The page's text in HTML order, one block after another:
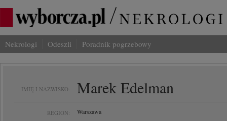
Nekrologi Odeszli Poradnik pogrzebowy
IMIĘ I NAZWISKO: Marek Edelman
REGION: Warszawa